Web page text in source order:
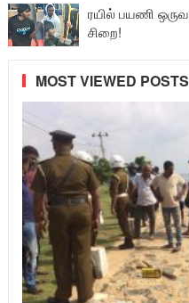
ரயில் பயணி
சிறை!
MOST VIEWED POSTS